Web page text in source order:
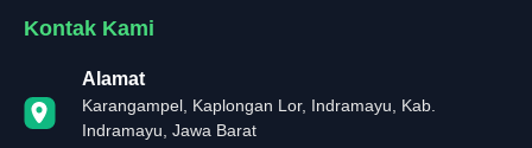
Kontak Kami
Alamat
Karangampel, Kaplongan Lor, Indramayu, Kab.
Indramayu, Jawa Barat